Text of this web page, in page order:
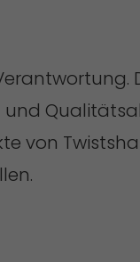
und
von